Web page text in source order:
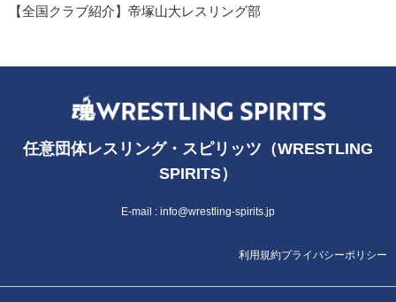
【全国クラブ紹介】帝塚山大レスリング部
任意団体レスリング・スピリッツ（WRESTLING
SPIRITS）
E-mail : info@wrestling-spirits.jp
利用規約プライバシーポリシー